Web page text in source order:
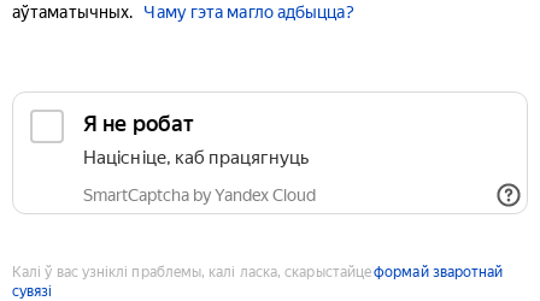
аўтаматычных.
Чаму гэта магло адбыцца?
Я не робат
Націсніце, каб працягнуць
SmartCaptcha by Yandex Cloud
Калі ў вас узніклі праблемы, калі ласка, скарыстайцеформай зваротнай
сувязі